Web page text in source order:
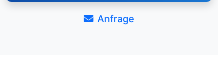
Anfrage